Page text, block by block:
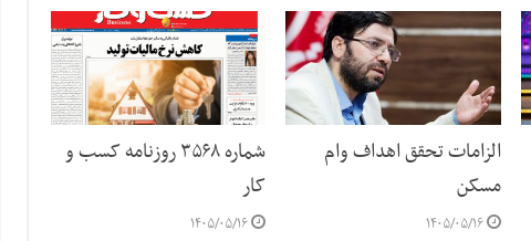
الزامات تحقق اهداف وام
مسکن
۱۴۰۵/۰۵/۱۶
شماره ۳۵۶۸ روزنامه کسب و
کار
۱۴۰۵/۰۵/۱۶